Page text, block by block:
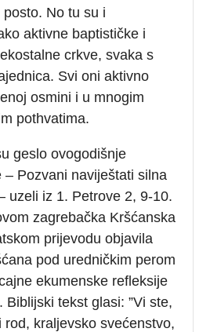
No tu su i
aktivne baptističke i
crkve, svaka s
Svi oni aktivno
osmini i u mnogim
pothvatima.
geslo ovogodišnje
– Pozvani naviještati silna
uzeli iz 1. Petrove 2, 9-10.
zagrebačka Kršćanska
prijevodu objavila
pod uredničkim perom
ekumenske refleksije
Biblijski tekst glasi: ”Vi ste,
rod, kraljevsko svećenstvo,